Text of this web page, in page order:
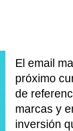
El email
próximo
de
marcas y
inversión